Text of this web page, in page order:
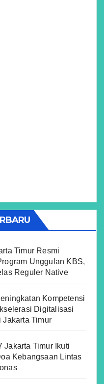
Timur Resmi
Unggulan KBS,
Reguler Native
Kompetensi
Digitalisasi
Jakarta Timur
Jakarta Timur Ikuti
Kebangsaan Lintas